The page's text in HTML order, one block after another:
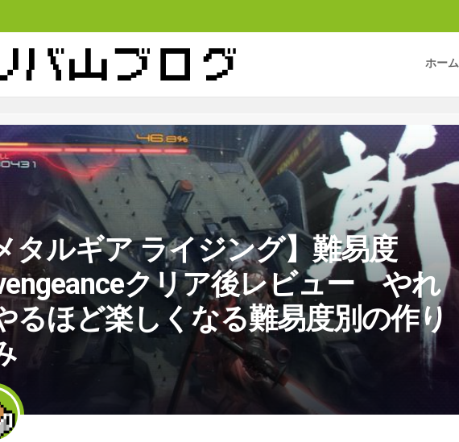
ホーム
タルギア ライジング】難易度
クリア後レビュー やれ
るほど楽しくなる難易度別の作り